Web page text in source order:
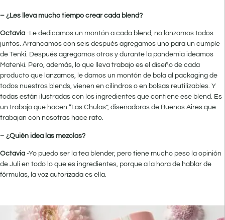
– ¿Les lleva mucho tiempo crear cada blend?
Octavia -Le dedicamos un montón a cada blend, no lanzamos todos
juntos. Arrancamos con seis después agregamos uno para un cumple
de Tenki. Después agregamos otros y durante la pandemia ideamos
Matenki. Pero, además, lo que lleva trabajo es el diseño de cada
producto que lanzamos, le damos un montón de bola al packaging de
todos nuestros blends, vienen en cilindros o en bolsas reutilizables. Y
todas están ilustradas con los ingredientes que contiene ese blend. Es
un trabajo que hacen “Las Chulas”, diseñadoras de Buenos Aires que
trabajan con nosotras hace rato.
– ¿Quién idea las mezclas?
Octavia -Yo puedo ser la tea blender, pero tiene mucho peso la opinión
de Juli en todo lo que es ingredientes, porque a la hora de hablar de
fórmulas, la voz autorizada es ella.